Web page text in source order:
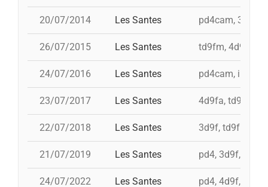
20/07/2014 Les Santes pd4cam, 3d9f, i
26/07/2015 Les Santes td9fm, 4d9f, i
24/07/2016 Les Santes pd4cam, i
23/07/2017 Les Santes 4d9fa, td9fm, i
22/07/2018 Les Santes 3d9f, td9fm,
21/07/2019 Les Santes pd4, 3d9f,
24/07/2022 Les Santes pd4, 4d9f,